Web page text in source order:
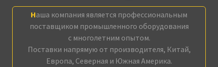
Наша компания является профессиональным
поставщиком промышленного оборудования
с многолетним опытом.
Поставки напрямую от производителя, Китай,
Европа, Северная и Южная Америка.